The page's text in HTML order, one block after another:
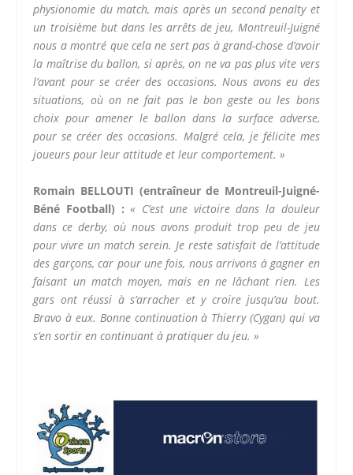
physionomie du match, mais après un second penalty et
un troisième but dans les arrêts de jeu, Montreuil-Juigné
nous a montré que cela ne sert pas à grand-chose d’avoir
la maîtrise du ballon, si après, on ne va pas plus vite vers
l’avant pour se créer des occasions. Nous avons eu des
situations, où on ne fait pas le bon geste ou les bons
choix pour amener le ballon dans la surface adverse,
pour se créer des occasions. Malgré cela, je félicite mes
joueurs pour leur attitude et leur comportement. »
Romain BELLOUTI (entraîneur de Montreuil-Juigné-
Béné Football) : « C’est une victoire dans la douleur
dans ce derby, où nous avons produit trop peu de jeu
pour vivre un match serein. Je reste satisfait de l’attitude
des garçons, car pour une fois, nous arrivons à gagner en
faisant un match moyen, mais en ne lâchant rien. Les
gars ont réussi à s’arracher et y croire jusqu’au bout.
Bravo à eux. Bonne continuation à Thierry (Cygan) qui va
s’en sortir en continuant à pratiquer du jeu. »